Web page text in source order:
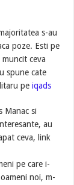
s-au
poze. Esti pe
ceva
spune cate
peiqads
Manac si
au
ceva, link
pe care i-
noi, m-